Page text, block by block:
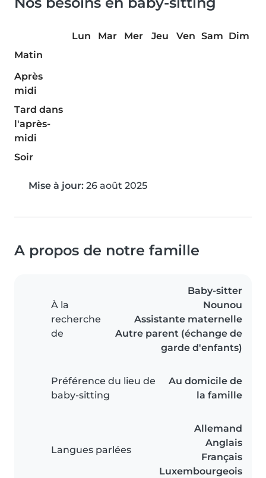
Lun Mar Mer Jeu Ven Sam Dim
Matin
Après
midi
Tard dans
l'après-
midi
Soir
Mise à jour: 26 août 2025
A propos de notre famille
À la
recherche
de
Baby-sitter
Nounou
Assistante maternelle
Autre parent (échange de
garde d'enfants)
Préférence du lieu de
baby-sitting
Au domicile de
la famille
Langues parlées
Allemand
Anglais
Français
Luxembourgeois